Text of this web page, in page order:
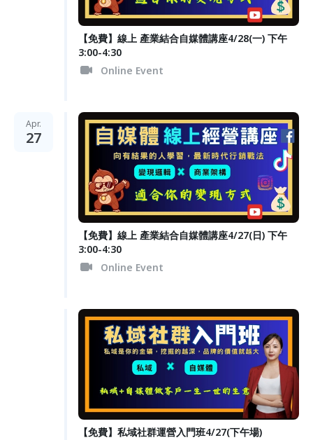
【免費】線上 產業結合自媒體講座4/28(一) 下午
3:00-4:30
Online Event
Apr.
27
【免費】線上 產業結合自媒體講座4/27(日) 下午
3:00-4:30
Online Event
【免費】私域社群運營入門班4/27(下午場)